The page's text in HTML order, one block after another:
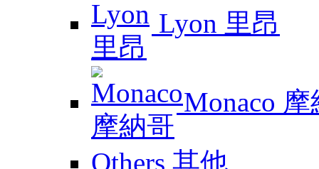
Lyon 里昂
Monaco 摩
Others 其他